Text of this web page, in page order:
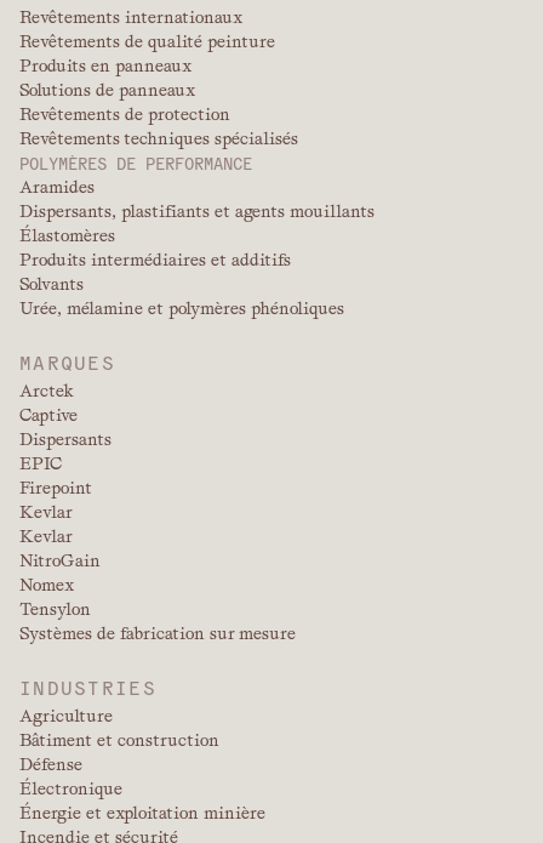
Revêtements internationaux
Revêtements de qualité peinture
Produits en panneaux
Solutions de panneaux
Revêtements de protection
Revêtements techniques spécialisés
POLYMÈRES DE PERFORMANCE
Aramides
Dispersants, plastifiants et agents mouillants
Élastomères
Produits intermédiaires et additifs
Solvants
Urée, mélamine et polymères phénoliques
MARQUES
Arctek
Captive
Dispersants
EPIC
Firepoint
Kevlar
Kevlar
NitroGain
Nomex
Tensylon
Systèmes de fabrication sur mesure
INDUSTRIES
Agriculture
Bâtiment et construction
Défense
Électronique
Énergie et exploitation minière
Incendie et sécurité